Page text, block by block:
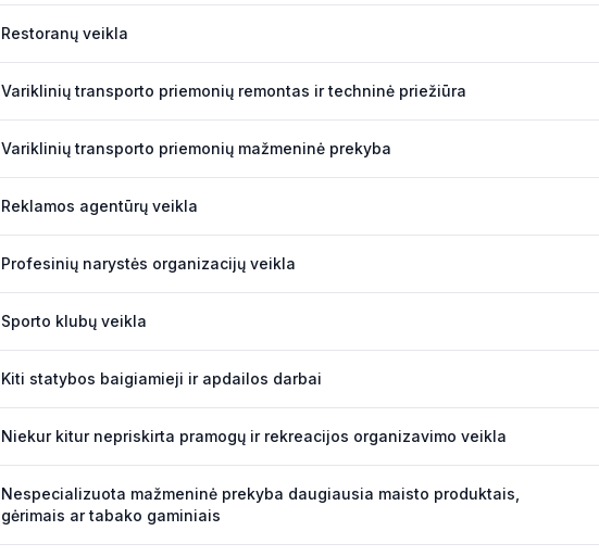
Restoranų veikla
Variklinių transporto priemonių remontas ir techninė priežiūra
Variklinių transporto priemonių mažmeninė prekyba
Reklamos agentūrų veikla
Profesinių narystės organizacijų veikla
Sporto klubų veikla
Kiti statybos baigiamieji ir apdailos darbai
Niekur kitur nepriskirta pramogų ir rekreacijos organizavimo veikla
Nespecializuota mažmeninė prekyba daugiausia maisto produktais,
gėrimais ar tabako gaminiais